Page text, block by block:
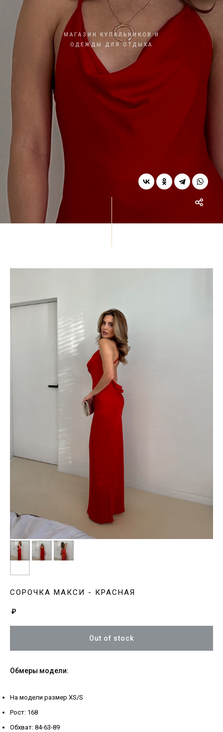
МАГАЗИН КУПАЛЬНИКОВ И
ОДЕЖДЫ ДЛЯ ОТДЫХА
СОРОЧКА МАКСИ - КРАСНАЯ
₽
Out of stock
Обмеры модели:
На модели размер XS/S
Рост: 168
Обхват: 84-63-89